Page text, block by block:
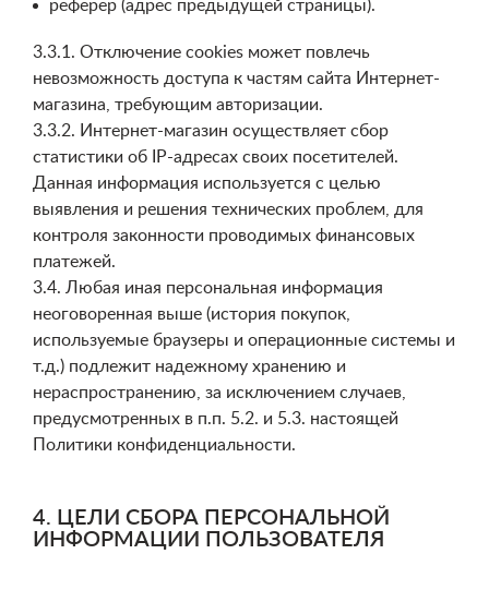
реферер (адрес предыдущей страницы).
3.3.1. Отключение cookies может повлечь
невозможность доступа к частям сайта Интернет-
магазина, требующим авторизации.
3.3.2. Интернет-магазин осуществляет сбор
статистики об IP-адресах своих посетителей.
Данная информация используется с целью
выявления и решения технических проблем, для
контроля законности проводимых финансовых
платежей.
3.4. Любая иная персональная информация
неоговоренная выше (история покупок,
используемые браузеры и операционные системы и
т.д.) подлежит надежному хранению и
нераспространению, за исключением случаев,
предусмотренных в п.п. 5.2. и 5.3. настоящей
Политики конфиденциальности.
4. ЦЕЛИ СБОРА ПЕРСОНАЛЬНОЙ
ИНФОРМАЦИИ ПОЛЬЗОВАТЕЛЯ